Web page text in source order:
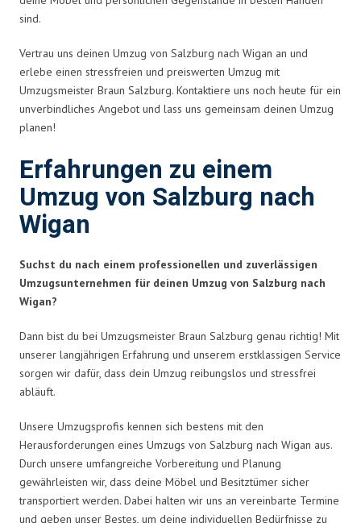
sind.
Vertrau uns deinen Umzug von Salzburg nach Wigan an und
erlebe einen stressfreien und preiswerten Umzug mit
Umzugsmeister Braun Salzburg. Kontaktiere uns noch heute für ein
unverbindliches Angebot und lass uns gemeinsam deinen Umzug
planen!
Erfahrungen zu einem
Umzug von Salzburg nach
Wigan
Suchst du nach einem professionellen und zuverlässigen
Umzugsunternehmen für deinen Umzug von Salzburg nach
Wigan?
Dann bist du bei Umzugsmeister Braun Salzburg genau richtig! Mit
unserer langjährigen Erfahrung und unserem erstklassigen Service
sorgen wir dafür, dass dein Umzug reibungslos und stressfrei
abläuft.
Unsere Umzugsprofis kennen sich bestens mit den
Herausforderungen eines Umzugs von Salzburg nach Wigan aus.
Durch unsere umfangreiche Vorbereitung und Planung
gewährleisten wir, dass deine Möbel und Besitztümer sicher
transportiert werden. Dabei halten wir uns an vereinbarte Termine
und geben unser Bestes, um deine individuellen Bedürfnisse zu